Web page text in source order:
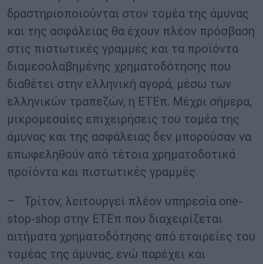
δραστηριοποιούνται στον τομέα της άμυνας
και της ασφάλειας θα έχουν πλέον πρόσβαση
στις πιστωτικές γραμμές και τα προϊόντα
διαμεσολαβημένης χρηματοδότησης που
διαθέτει στην ελληνική αγορά, μέσω των
ελληνικών τραπεζών, η ΕΤΕπ. Μέχρι σήμερα,
μικρομεσαίες επιχειρήσεις του τομέα της
άμυνας και της ασφάλειας δεν μπορούσαν να
επωφεληθούν από τέτοια χρηματοδοτικά
προϊόντα και πιστωτικές γραμμές.
– Τρίτον, λειτουργεί πλέον υπηρεσία one-
stop-shop στην ΕΤΕπ που διαχειρίζεται
αιτήματα χρηματοδότησης από εταιρείες του
τομέας της άμυνας, ενώ παρέχει και